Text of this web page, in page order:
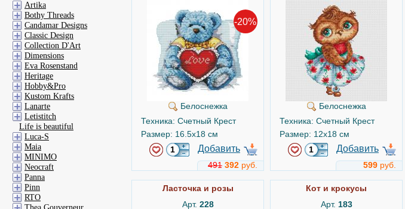
-20%
Белоснежка
Техника: Счетный Крест
Размер: 16.5x18 см
Добавить
491 392 руб.
Белоснежка
Техника: Счетный Крест
Размер: 12x18 см
Добавить
599 руб.
Ласточка и розы
Арт. 228
Кот и крокусы
Арт. 183
Artika
Bothy Threads
Candamar Designs
Classic Design
Collection D'Art
Dimensions
Eva Rosenstand
Heritage
Hobby&Pro
Kustom Krafts
Lanarte
Letistitch
Life is beautiful
Luca-S
Maia
MINIMO
Neocraft
Panna
Pinn
RTO